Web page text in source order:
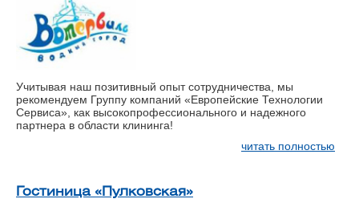
Учитывая наш позитивный опыт сотрудничества, мы
рекомендуем Группу компаний «Европейские Технологии
Сервиса», как высокопрофессионального и надежного
партнера в области клининга!
читать полностью
Гостиница «Пулковская»